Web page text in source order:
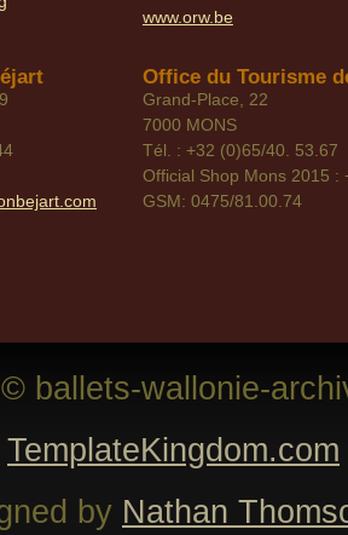
www.orw.be
Office du Tourisme
Grand-Place, 22
7000 MONS
Tél. : +32 (0)65/40. 53.67
Official Shop Mons 2015 :
GSM: 0475/81.00.74
ballets-wallonie-
TemplateKingdom.com
by Nathan